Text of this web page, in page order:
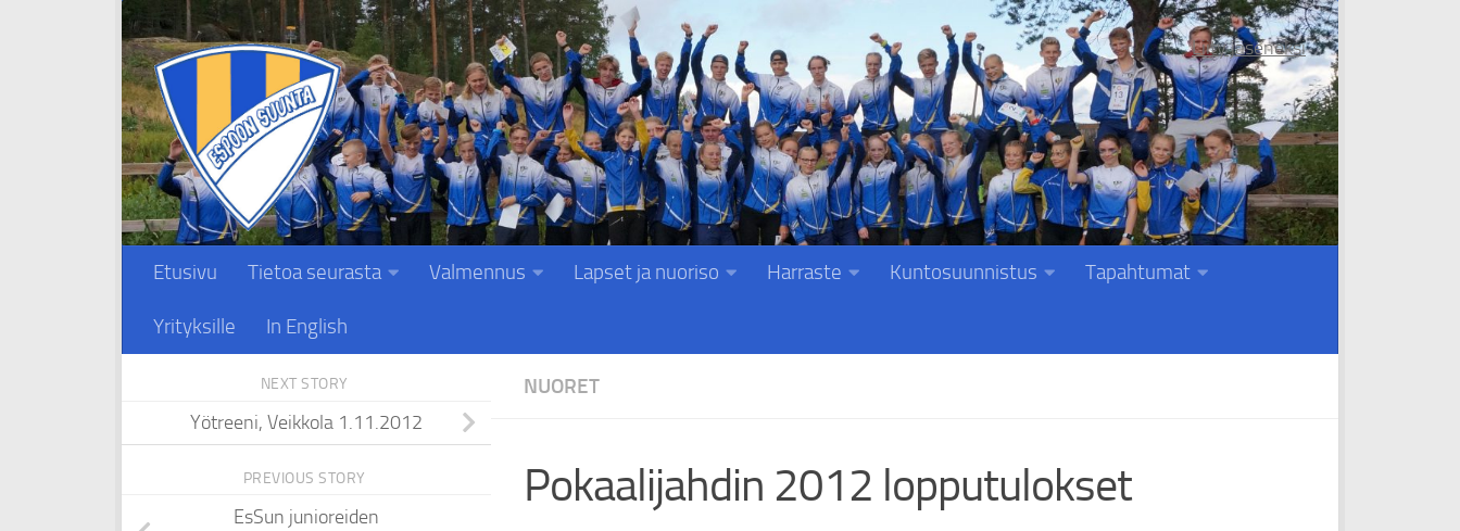
Skip to content
Liity jäseneksi
Etusivu Tietoa seurasta Valmennus Lapset ja nuoriso Harraste Kuntosuunnistus Tapahtumat
Yrityksille In English
NUORET
Pokaalijahdin 2012 lopputulokset
NEXT STORY
Yötreeni, Veikkola 1.11.2012
PREVIOUS STORY
EsSun junioreiden